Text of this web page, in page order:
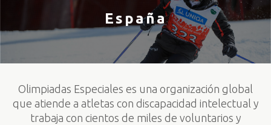
España
Olimpiadas Especiales es una organización global
que atiende a atletas con discapacidad intelectual y
trabaja con cientos de miles de voluntarios y